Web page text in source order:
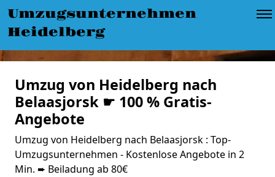
Umzugsunternehmen
Heidelberg
Umzug von Heidelberg nach
Belaasjorsk ☛ 100 % Gratis-
Angebote
Umzug von Heidelberg nach Belaasjorsk : Top-
Umzugsunternehmen - Kostenlose Angebote in 2
Min. ➨ Beiladung ab 80€